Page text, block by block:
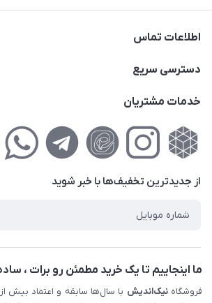
اطلاعات تماس
02177111474
کوچه گلریز 4 غربی ، پلاک 13
دسترسی سریع
حساب کاربری
لیست محصولات
خدمات مشتریان
راهنمای‌خرید‌آنلاین
حریم خصوصی
فروش‌اقساطی
از جدید‌ترین تخفیف‌ها با‌ خبر شوید
ما اینجاییم تا یک خرید مطمئن رو برات ،
فروشگاهنیک‌اندیش